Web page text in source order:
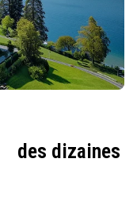
des dizaines